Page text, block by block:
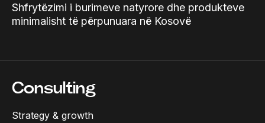
Shfrytëzimi i burimeve natyrore dhe produkteve
minimalisht të përpunuara në Kosovë
Consulting
Strategy & growth